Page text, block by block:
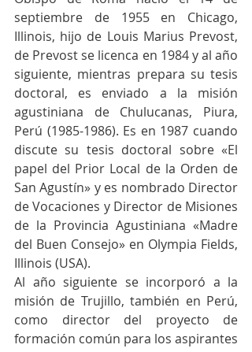
septiembre de 1955 en Chicago,
Illinois, hijo de Louis Marius Prevost,
de Prevost se licenca en 1984 y al año
siguiente, mientras prepara su tesis
doctoral, es enviado a la misión
agustiniana de Chulucanas, Piura,
Perú (1985-1986). Es en 1987 cuando
discute su tesis doctoral sobre «El
papel del Prior Local de la Orden de
San Agustín» y es nombrado Director
de Vocaciones y Director de Misiones
de la Provincia Agustiniana «Madre
del Buen Consejo» en Olympia Fields,
Illinois (USA).
Al año siguiente se incorporó a la
misión de Trujillo, también en Perú,
como director del proyecto de
formación común para los aspirantes